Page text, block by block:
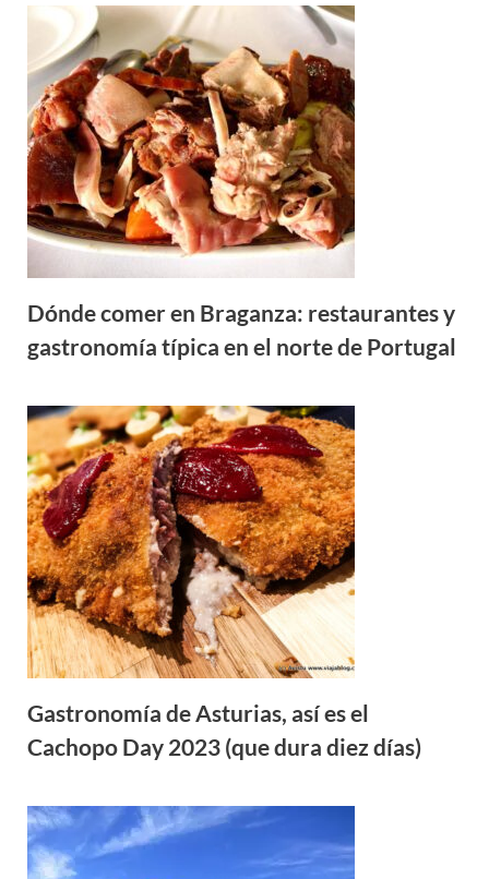
Dónde comer en Braganza: restaurantes y
gastronomía típica en el norte de Portugal
Gastronomía de Asturias, así es el
Cachopo Day 2023 (que dura diez días)